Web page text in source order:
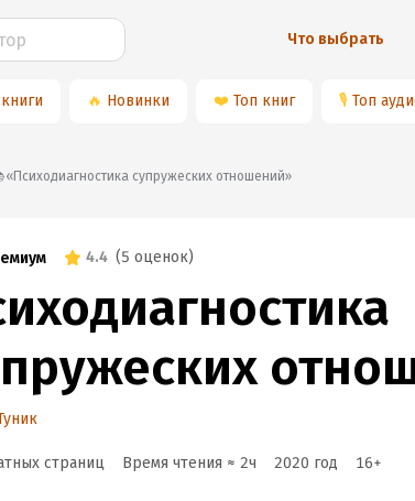
Что выбрать
🔥 Новинки ❤️ Топ книг 🎙 Топ
📚«Психодиагностика супружеских отношений»
4.4 (5 оценок)
страниц Время чтения ≈ 2ч 2020 год 16+